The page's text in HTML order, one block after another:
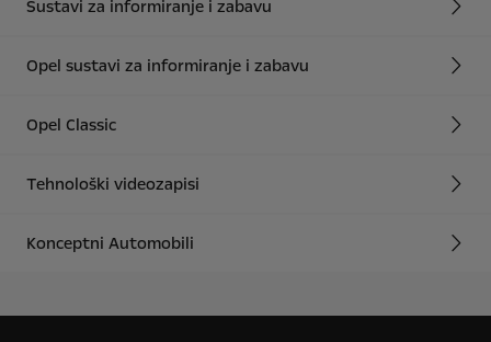
Sustavi za informiranje i zabavu
Opel sustavi za informiranje i zabavu
Opel Classic
Tehnološki videozapisi
Konceptni Automobili